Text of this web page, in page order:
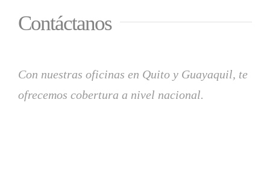
Contáctanos
Con nuestras oficinas en Quito y Guayaquil, te
ofrecemos cobertura a nivel nacional.